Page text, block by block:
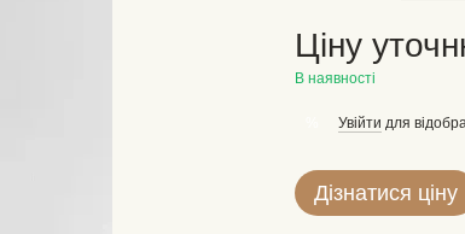
Ціну
В наявності
Увійти для
Дізнатися ціну